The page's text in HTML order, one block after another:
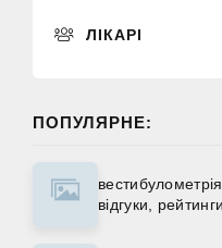
ЛІКАРІ
ПОПУЛЯРНЕ:
відгуки, рейтинги